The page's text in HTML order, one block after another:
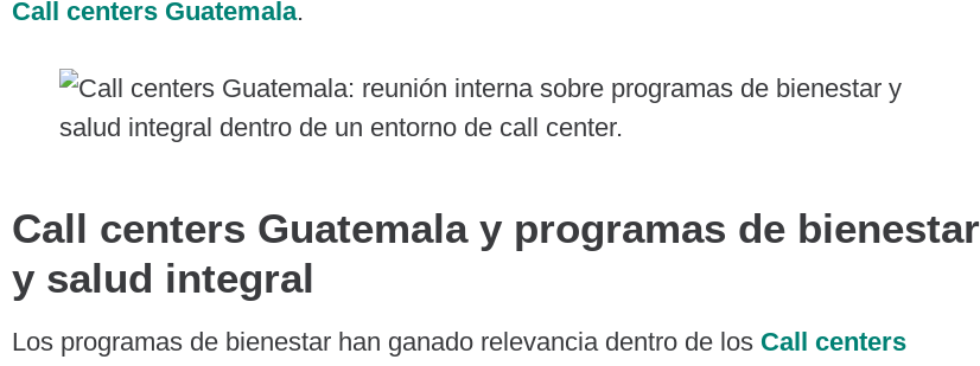
Call centers Guatemala.
Call centers Guatemala y programas de bienestar
y salud integral
Los programas de bienestar han ganado relevancia dentro de los Call centers